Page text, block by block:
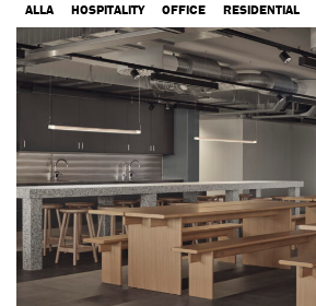
ALLA HOSPITALITY OFFICE RESIDENTIAL